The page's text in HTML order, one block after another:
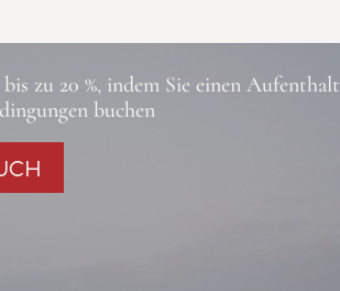
zu 20 %, indem Sie einen Aufenthalt
buchen